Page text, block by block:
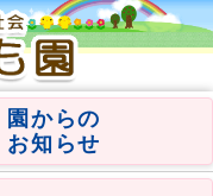
園からの
お知らせ